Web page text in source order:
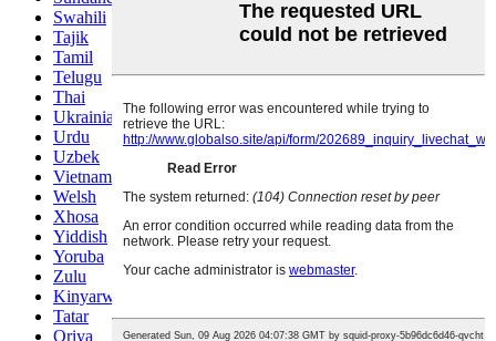
Swahili
Tajik
Tamil
Telugu
Thai
Ukrainian
Urdu
Uzbek
Vietnamese
Welsh
Xhosa
Yiddish
Yoruba
Zulu
Kinyarwanda
Tatar
Oriya